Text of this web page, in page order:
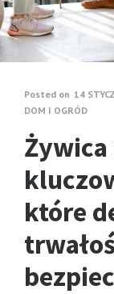
Posted on 14
DOM I OGRÓD
Żywica
które